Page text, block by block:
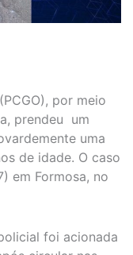
por meio
prendeu um
uma
de idade. O caso
em Formosa, no
foi acionada